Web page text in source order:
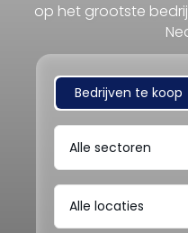
op het grootste
Bedrijven te koop